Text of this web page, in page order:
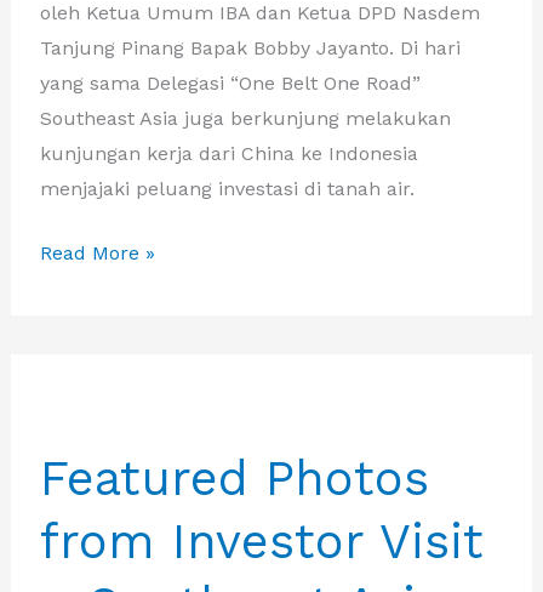
oleh Ketua Umum IBA dan Ketua DPD Nasdem
Tanjung Pinang Bapak Bobby Jayanto. Di hari
yang sama Delegasi “One Belt One Road”
Southeast Asia juga berkunjung melakukan
kunjungan kerja dari China ke Indonesia
menjajaki peluang investasi di tanah air.
Kunjungan
Eno
Syafrudien
ke
Read More »
Featured Photos
from Investor Visit